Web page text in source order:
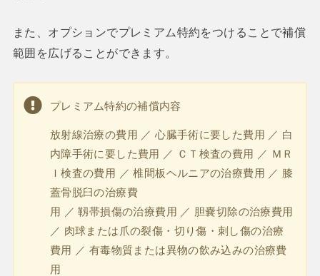
また、オプションでプレミアム特約をつけることで補償
範囲を広げることができます。
プレミアム特約の補償内容
放射線治療の費用 ／ 心臓手術に要した費用 ／ 白
内障手術に要した費用 ／ ＣＴ検査の費用 ／ ＭＲ
Ｉ検査の費用 ／ 椎間板ヘルニアの治療費用 ／ 膝
蓋骨脱臼の治療費
用 ／ 靱帯損傷の治療費用 ／ 胆嚢切除の治療費用
／ 肉球または爪の裂傷・切り傷・刺し傷の治療
費用 ／ 有毒物質または異物の飲み込みの治療費
用